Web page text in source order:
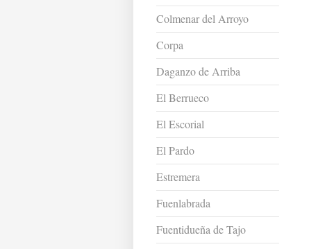
Colmenar del Arroyo
Corpa
Daganzo de Arriba
El Berrueco
El Escorial
El Pardo
Estremera
Fuenlabrada
Fuentidueña de Tajo